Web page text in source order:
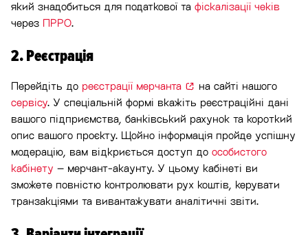
який знадобиться для податкової та фіскалізації чеків
через ПРРО.
2. Реєстрація
Перейдіть до реєстрації мерчанта
на сайті нашого
сервісу. У спеціальній формі вкажіть реєстраційні дані
вашого підприємства, банківський рахунок та короткий
опис вашого проєкту. Щойно інформація пройде успішну
модерацію, вам відкриється доступ до особистого
кабінету – мерчант-акаунту. У цьому кабінеті ви
зможете повністю контролювати рух коштів, керувати
транзакціями та вивантажувати аналітичні звіти.